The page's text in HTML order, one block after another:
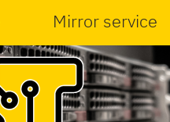
Mirror service